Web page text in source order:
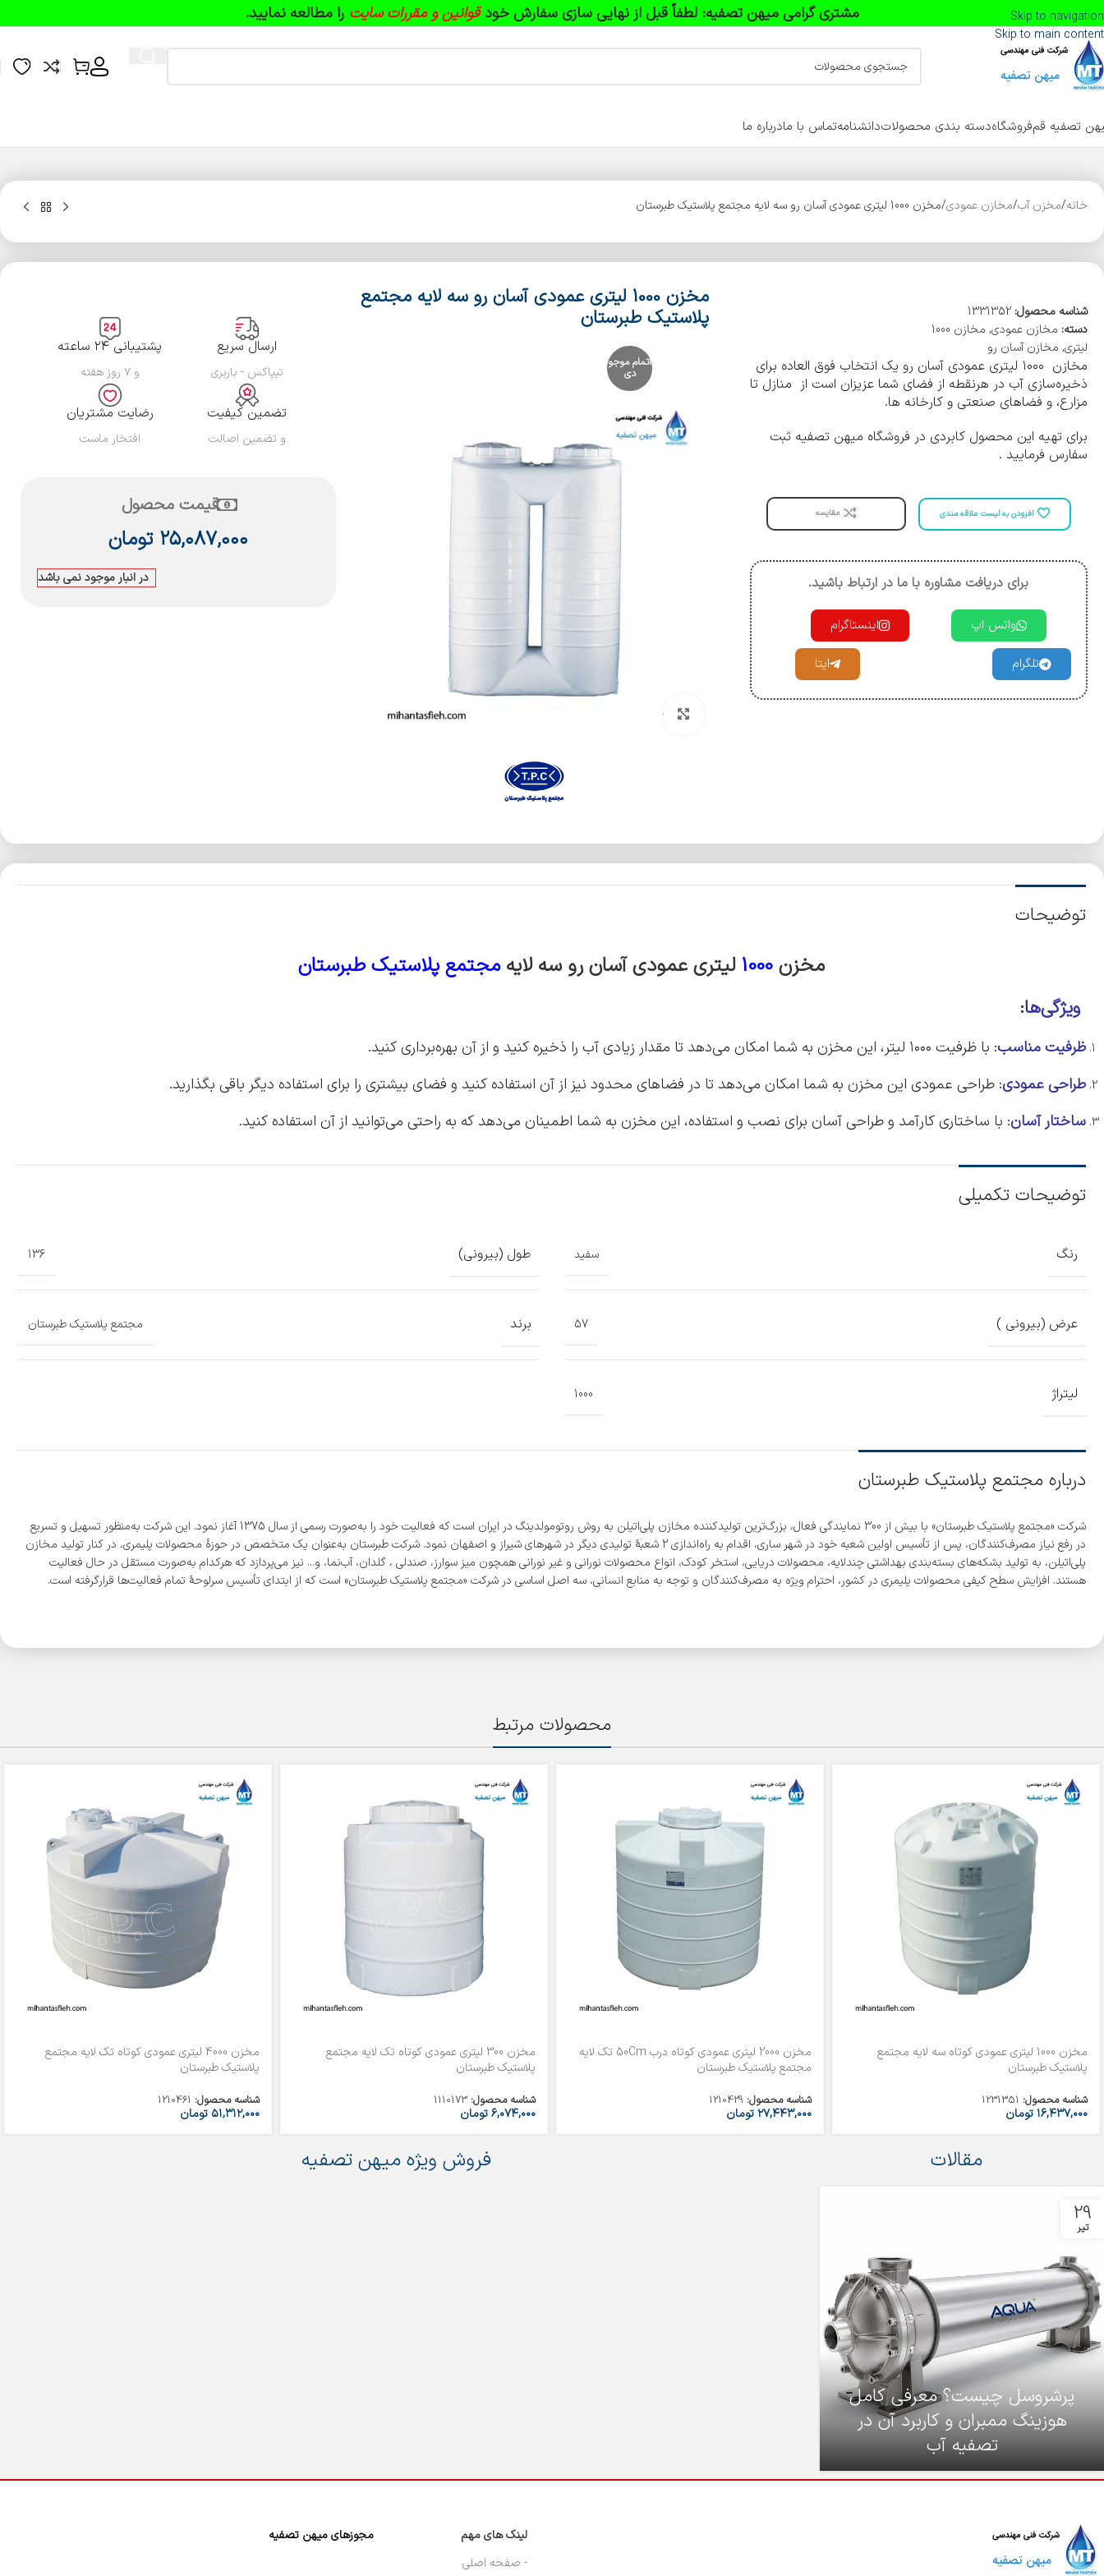
Skip to navigation
Skip to main content
مشتری گرامی میهن تصفیه: لطفاً قبل از نهایی سازی سفارش خودقوانین و مقررات سایت را مطالعه نمایید.
تصفیه قمفروشگاهدسته بندی محصولاتدانشنامهتماس با مادرباره ما
خانه مخزن آب مخازن عمودی مخزن 1000 لیتری عمودی آسان رو سه لایه مجتمع پلاستیک طبرستان
شناسه محصول: 1331352
دسته: مخازن عمودی,
مخازن 1000
لیتری, مخازن آسان رو
مخازن ۱۰۰۰ لیتری عمودی آسان رو یک انتخاب فوق العاده برای
ذخیره‌سازی آب در هرنقطه از فضای شما عزیزان است از منازل تا
مزارع، و فضاهای صنعتی و کارخانه ها.
برای تهیه این محصول کابردی در فروشگاه میهن تصفیه ثبت
سفارس فرمایید .
افزودن به لیست علاقه مندی مقایسه
برای دریافت مشاوره با ما در ارتباط باشید.
واتس اپ اینستاگرام
تلگرام ایتا
مخزن 1000 لیتری عمودی آسان رو سه لایه مجتمع
پلاستیک طبرستان
اتمام موجو
دی
بزرگنمایی تصویر
ارسال سریع
تیپاکس - باربری
پشتیبانی ۲۴ ساعته
و ۷ روز هفته
تضمین کیفیت
و تضمین اصالت
رضایت مشتریان
افتخار ماست
قیمت محصول
۲۵,۰۸۷,۰۰۰ تومان
در انبار موجود نمی باشد
توضیحات
مخزن1000 لیتری عمودی آسان رو سه لایهمجتمع پلاستیک طبرستان
ویژگی‌ها:
ظرفیت مناسب: با ظرفیت ۱۰۰۰ لیتر، این مخزن به شما امکان می‌دهد تا مقدار زیادی آب را ذخیره کنید و از آن بهره‌برداری کنید.
طراحی عمودی: طراحی عمودی این مخزن به شما امکان می‌دهد تا در فضاهای محدود نیز از آن استفاده کنید و فضای بیشتری را برای استفاده دیگر باقی بگذارید.
ساختار آسان: با ساختاری کارآمد و طراحی آسان برای نصب و استفاده، این مخزن به شما اطمینان می‌دهد که به راحتی می‌توانید از آن استفاده کنید.
توضیحات تکمیلی
رنگ سفید طول (بیرونی) 136
عرض (بیرونی ) 57 برند مجتمع پلاستیک طبرستان
لیتراژ 1000
درباره مجتمع پلاستیک طبرستان
شرکت «مجتمع پلاستیک طبرستان» با بیش از 300 نمایندگی فعال، بزرگ‌ترین تولیدکننده مخازن پلی‌اتیلن به روش روتومولدینگ در ایران است که فعالیت خود را به‌صورت رسمی از سال 1375 آغاز نمود. این شرکت به‌منظور تسهیل و تسریع
در رفع نیاز مصرف‌کنندگان، پس از تأسیس اولین شعبه خود در شهر ساری، اقدام به راه‌اندازی 2 شعبۀ تولیدی دیگر در شهرهای شیراز و اصفهان نمود. شرکت طبرستان به‌عنوان یک متخصص در حوزۀ محصولات پلیمری، در کنار تولید مخازن
پلی‌اتیلن، به تولید بشکه‌های بسته‌بندی بهداشتی چندلایه، محصولات دریایی، استخر کودک، انواع محصولات نورانی و غیر نورانی همچون میز سوارز، صندلی ، گلدان، آب‌نما، و... نیز می‌پردازد که هرکدام به‌صورت مستقل در حال فعالیت
هستند. افزایش سطح کیفی محصولات پلیمری در کشور، احترام ویژه به مصرف‌کنندگان و توجه به منابع انسانی، سه اصل اساسی در شرکت «مجتمع پلاستیک طبرستان» است که از ابتدای تأسیس سرلوحۀ تمام فعالیت‌ها قرارگرفته است.
محصولات مرتبط
مخزن 1000 لیتری عمودی کوتاه سه لایه مجتمع
پلاستیک طبرستان
شناسه محصول: 1231351
۱۶,۴۳۷,۰۰۰ تومان
مخزن 2000 لیتری عمودی کوتاه درب 50Cm تک لایه
مجتمع پلاستیک طبرستان
شناسه محصول: 1210429
۲۷,۴۴۳,۰۰۰ تومان
مخزن 300 لیتری عمودی کوتاه تک لایه مجتمع
پلاستیک طبرستان
شناسه محصول: 1110173
۶,۰۷۴,۰۰۰تومان
مخزن 4000 لیتری عمودی کوتاه تک لایه مجتمع
پلاستیک طبرستان
شناسه محصول: 1210461
۵۱,۳۱۲,۰۰۰ تومان
مقالات
29
تیر
پرشروسل چیست؟ معرفی کامل
هوزینگ ممبران و کاربرد آن در
تصفیه آب
فروش ویژه میهن تصفیه
لینک های مهم
- صفحه اصلی
مجوزهای میهن تصفیه